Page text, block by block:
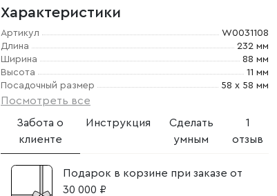
Характеристики
Артикул
W0031108
Длина
232 мм
Ширина
88 мм
Высота
11 мм
Посадочный размер
58 х 58 мм
Посмотреть все
Забота о
клиенте
Инструкция
Сделать
умным
1
отзыв
Подарок в корзине при заказе от
30 000 ₽